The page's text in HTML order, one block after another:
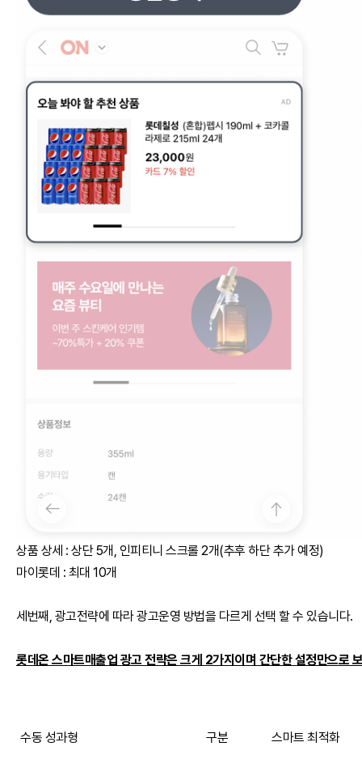
상품 상세 : 상단 5개, 인피티니 스크롤 2개(추후 하단 추가 예정)
마이롯데 : 최대 10개
세번째, 광고전략에 따라 광고운영 방법을 다르게 선택 할 수 있습니다.
롯데온 스마트매출업 광고 전략은 크게 2가지이며 간단한 설정만으로
수동 성과형 구분 스마트 최적화